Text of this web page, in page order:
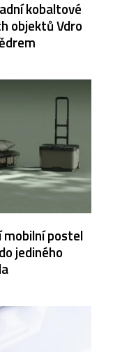
kobaltové
objektů Vdro
mobilní postel
jediného